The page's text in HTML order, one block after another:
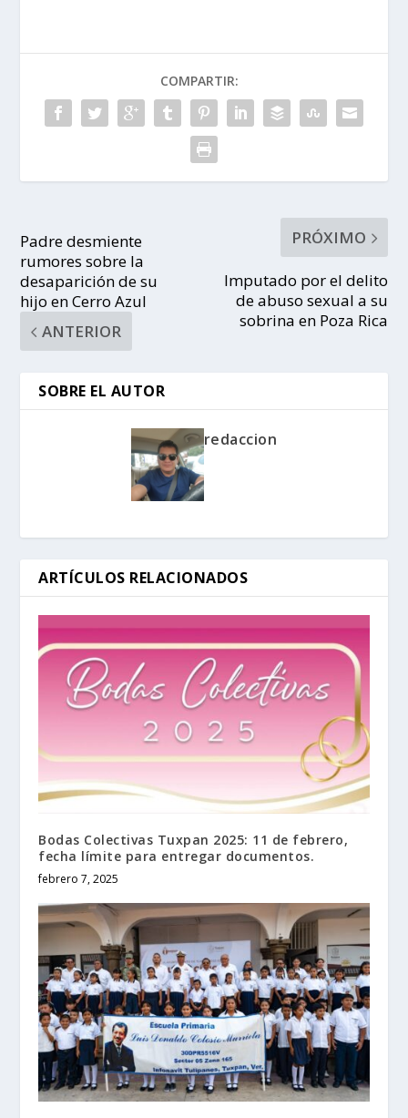
COMPARTIR:
Padre desmiente
rumores sobre la
desaparición de su
hijo en Cerro Azul
ANTERIOR
PRÓXIMO
Imputado por el delito
de abuso sexual a su
sobrina en Poza Rica
SOBRE EL AUTOR
redaccion
ARTÍCULOS RELACIONADOS
Bodas Colectivas Tuxpan 2025: 11 de febrero,
fecha límite para entregar documentos.
febrero 7, 2025